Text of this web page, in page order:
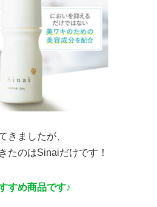
きましたが、
たのはSinaiだけです！
すめ商品です♪